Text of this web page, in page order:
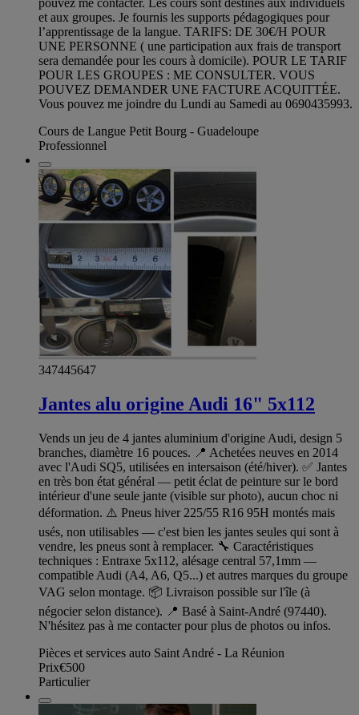
pouvez me contacter. Les cours sont destinés aux individuels
et aux groupes. Je fournis les supports pédagogiques pour
l’apprentissage de la langue. TARIFS: DE 30€/H POUR
UNE PERSONNE ( une participation aux frais de transport
sera demandée pour les cours à domicile). POUR LE TARIF
POUR LES GROUPES : ME CONSULTER. VOUS
POUVEZ DEMANDER UNE FACTURE ACQUITTÉE.
Vous pouvez me joindre du Lundi au Samedi au 0690435993.
Cours de Langue Petit Bourg - Guadeloupe
Professionnel
347445647
Jantes alu origine Audi 16" 5x112
Vends un jeu de 4 jantes aluminium d'origine Audi, design 5
branches, diamètre 16 pouces. 📍 Achetées neuves en 2014
avec l'Audi SQ5, utilisées en intersaison (été/hiver). ✅ Jantes
en très bon état général — petit éclat de peinture sur le bord
intérieur d'une seule jante (visible sur photo), aucun choc ni
déformation. ⚠️ Pneus hiver 225/55 R16 95H montés mais
usés, non utilisables — c'est bien les jantes seules qui sont à
vendre, les pneus sont à remplacer. 🔧 Caractéristiques
techniques : Entraxe 5x112, alésage central 57,1mm —
compatible Audi (A4, A6, Q5...) et autres marques du groupe
VAG selon montage. 📦 Livraison possible sur l'île (à
négocier selon distance). 📍 Basé à Saint-André (97440).
N'hésitez pas à me contacter pour plus de photos ou infos.
Pièces et services auto Saint André - La Réunion
Prix€500
Particulier